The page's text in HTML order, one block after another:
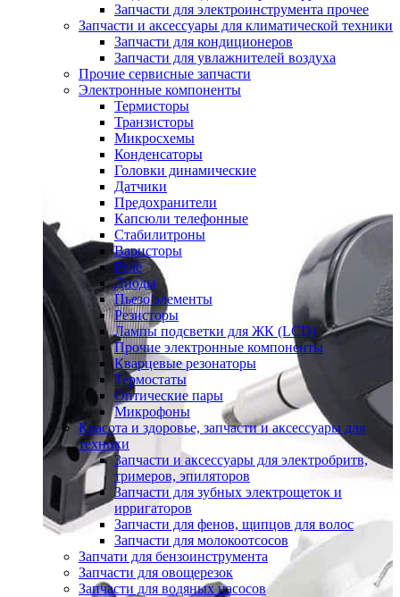
Запчасти для электроинструмента прочее
Запчасти и аксессуары для климатической техники
Запчасти для кондиционеров
Запчасти для увлажнителей воздуха
Прочие сервисные запчасти
Электронные компоненты
Термисторы
Транзисторы
Микросхемы
Конденсаторы
Головки динамические
Датчики
Предохранители
Капсюли телефонные
Стабилитроны
Варисторы
Реле
Диоды
Пьезо элементы
Резисторы
Лампы подсветки для ЖК (LCD)
Прочие электронные компоненты
Кварцевые резонаторы
Термостаты
Оптические пары
Микрофоны
Красота и здоровье, запчасти и аксессуары для
техники
Запчасти и аксессуары для электробритв,
тримеров, эпиляторов
Запчасти для зубных электрощеток и
ирригаторов
Запчасти для фенов, щипцов для волос
Запчасти для молокоотсосов
Запчати для бензоинструмента
Запчасти для овощерезок
Запчасти для водяных насосов